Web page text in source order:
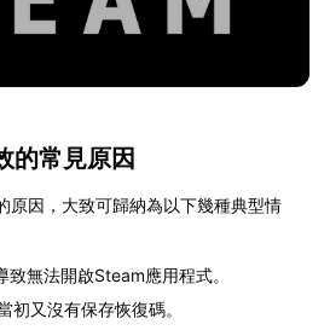
的常見原因
原因，大致可歸納為以下幾種典型情
無法開啟Steam應用程式。
又沒有保存恢復碼。